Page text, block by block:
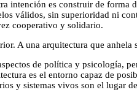
intención es construir de
válidos, sin superioridad ni
cooperativo y solidario.
A una arquitectura que
de política y psicología,
es el entorno capaz de
y sistemas vivos son el